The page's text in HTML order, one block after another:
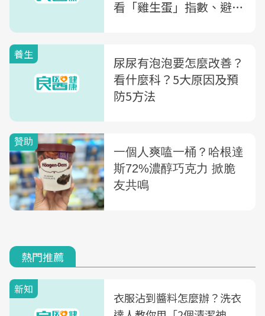
看「雞生蛋」指數、避開
養生
尿尿有泡泡要怎麼改善？
看什麼科？5大原因及預
防5方法
熱門推薦
新知
衣服沾到醬料怎麼辦？洗衣